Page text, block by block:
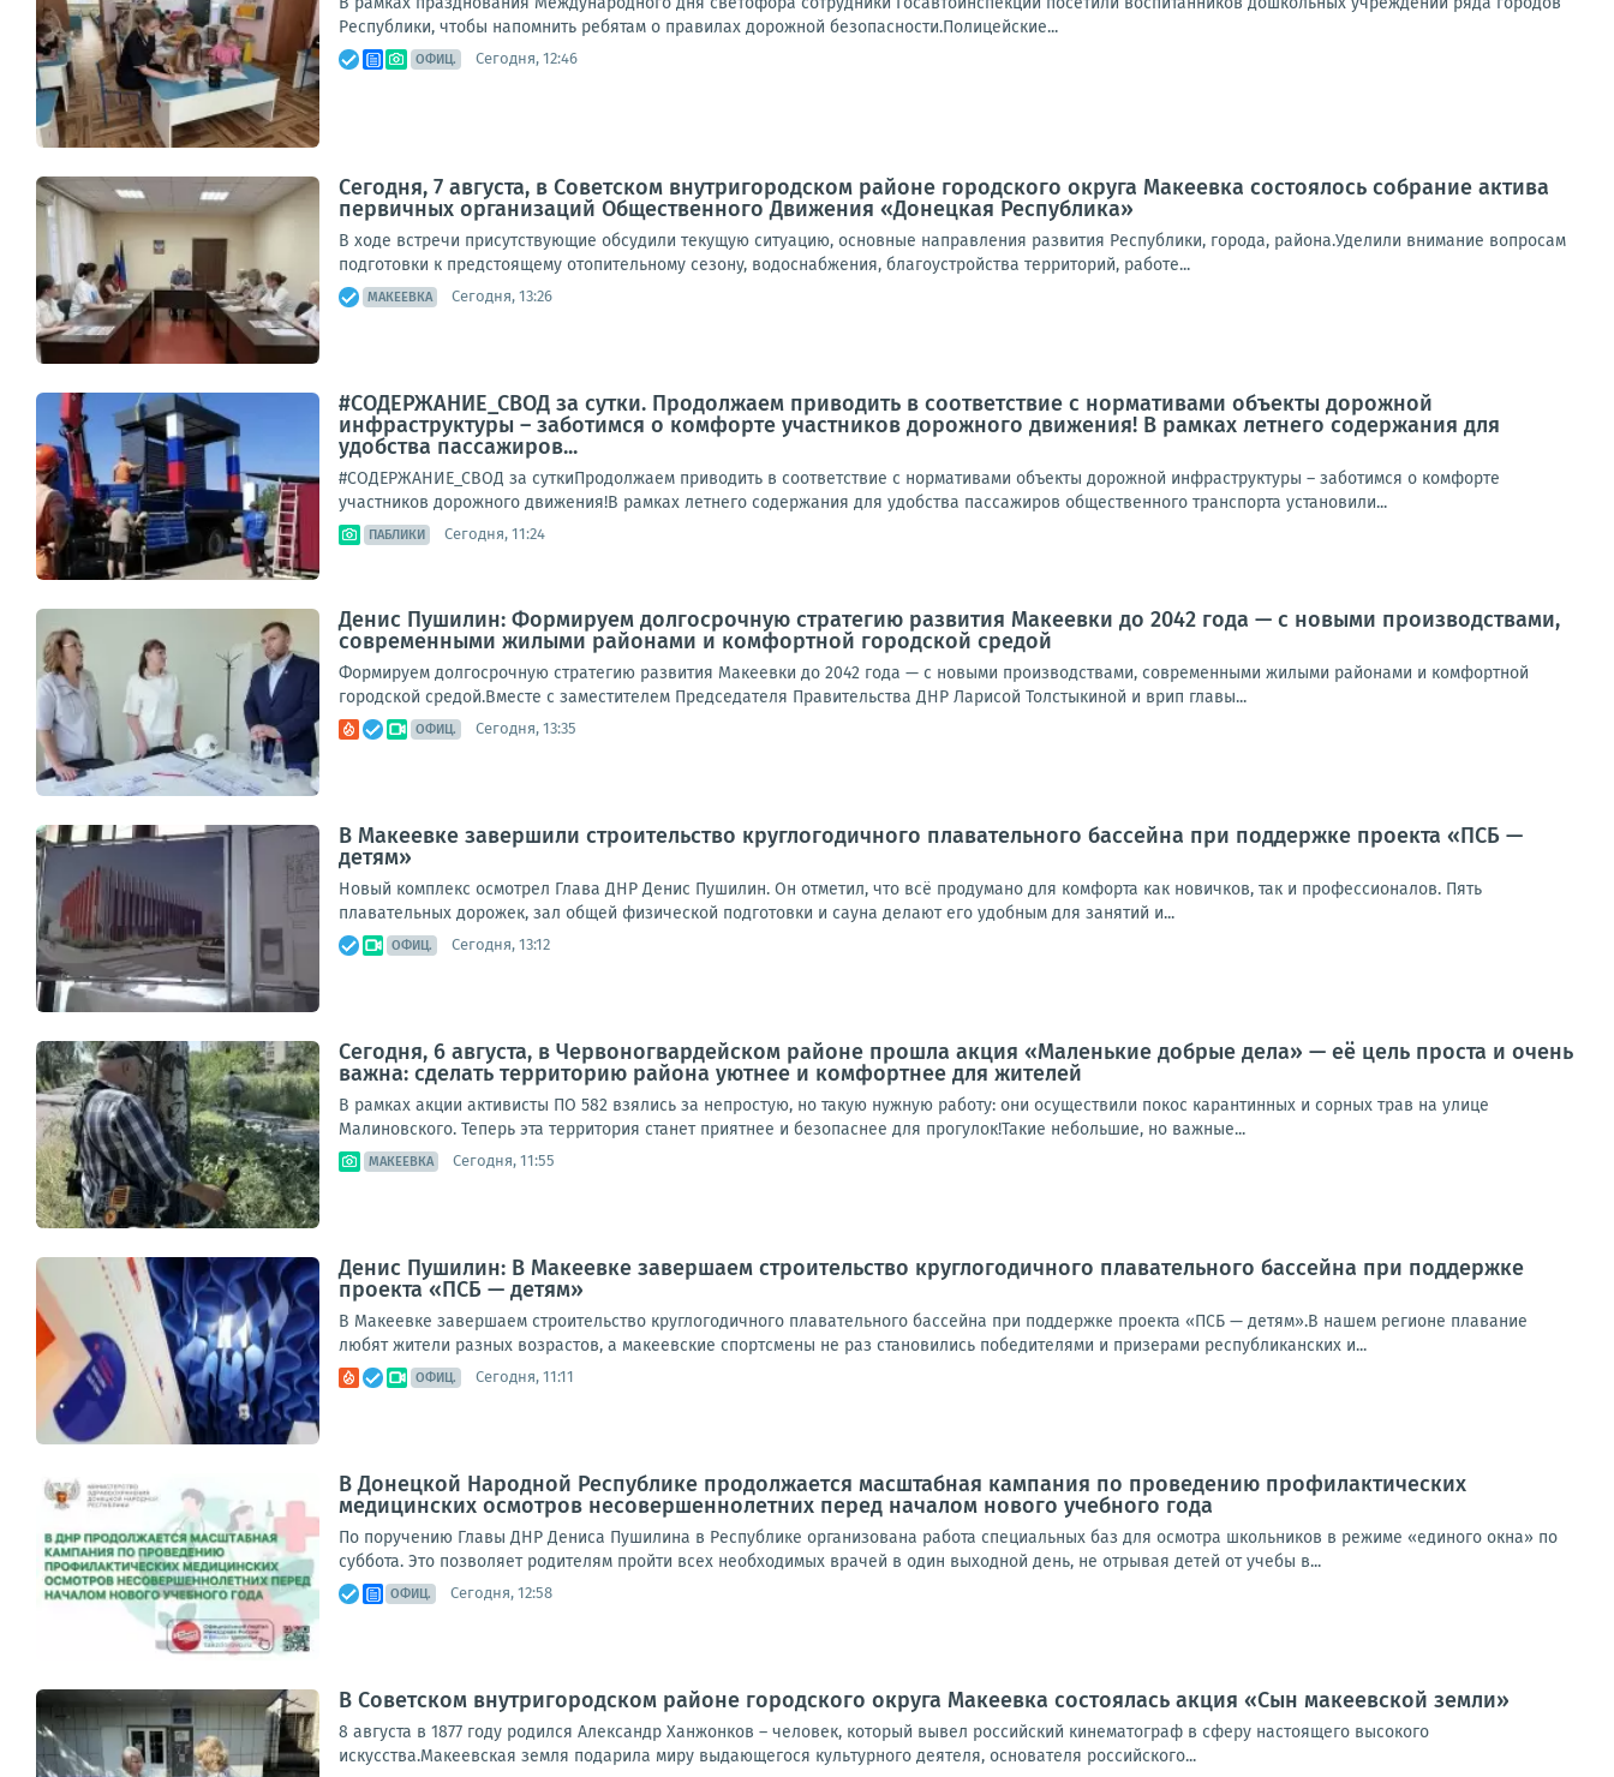
Республики, чтобы напомнить ребятам о правилах дорожной безопасности.Полицейские...
ОФИЦ. Сегодня, 12:46
Сегодня, 7 августа, в Советском внутригородском районе городского округа Макеевка состоялось собрание актива
первичных организаций Общественного Движения «Донецкая Республика»
В ходе встречи присутствующие обсудили текущую ситуацию, основные направления развития Республики, города, района.Уделили внимание вопросам
подготовки к предстоящему отопительному сезону, водоснабжения, благоустройства территорий, работе...
МАКЕЕВКА Сегодня, 13:26
#СОДЕРЖАНИЕ_СВОД за сутки. Продолжаем приводить в соответствие с нормативами объекты дорожной
инфраструктуры – заботимся о комфорте участников дорожного движения! В рамках летнего содержания для
удобства пассажиров...
#СОДЕРЖАНИЕ_СВОД за суткиПродолжаем приводить в соответствие с нормативами объекты дорожной инфраструктуры – заботимся о комфорте
участников дорожного движения!В рамках летнего содержания для удобства пассажиров общественного транспорта установили...
ПАБЛИКИ Сегодня, 11:24
Денис Пушилин: Формируем долгосрочную стратегию развития Макеевки до 2042 года — с новыми производствами,
современными жилыми районами и комфортной городской средой
Формируем долгосрочную стратегию развития Макеевки до 2042 года — с новыми производствами, современными жилыми районами и комфортной
городской средой.Вместе с заместителем Председателя Правительства ДНР Ларисой Толстыкиной и врип главы...
ОФИЦ. Сегодня, 13:35
В Макеевке завершили строительство круглогодичного плавательного бассейна при поддержке проекта «ПСБ —
детям»
Новый комплекс осмотрел Глава ДНР Денис Пушилин. Он отметил, что всё продумано для комфорта как новичков, так и профессионалов. Пять
плавательных дорожек, зал общей физической подготовки и сауна делают его удобным для занятий и...
ОФИЦ. Сегодня, 13:12
Сегодня, 6 августа, в Червоногвардейском районе прошла акция «Маленькие добрые дела» — её цель проста и очень
важна: сделать территорию района уютнее и комфортнее для жителей
В рамках акции активисты ПО 582 взялись за непростую, но такую нужную работу: они осуществили покос карантинных и сорных трав на улице
Малиновского. Теперь эта территория станет приятнее и безопаснее для прогулок!Такие небольшие, но важные...
МАКЕЕВКА Сегодня, 11:55
Денис Пушилин: В Макеевке завершаем строительство круглогодичного плавательного бассейна при поддержке
проекта «ПСБ — детям»
В Макеевке завершаем строительство круглогодичного плавательного бассейна при поддержке проекта «ПСБ — детям».В нашем регионе плавание
любят жители разных возрастов, а макеевские спортсмены не раз становились победителями и призерами республиканских и...
ОФИЦ. Сегодня, 11:11
В Донецкой Народной Республике продолжается масштабная кампания по проведению профилактических
медицинских осмотров несовершеннолетних перед началом нового учебного года
По поручению Главы ДНР Дениса Пушилина в Республике организована работа специальных баз для осмотра школьников в режиме «единого окна» по
суббота. Это позволяет родителям пройти всех необходимых врачей в один выходной день, не отрывая детей от учебы в...
ОФИЦ. Сегодня, 12:58
В Советском внутригородском районе городского округа Макеевка состоялась акция «Сын макеевской земли»
8 августа в 1877 году родился Александр Ханжонков – человек, который вывел российский кинематограф в сферу настоящего высокого
искусства.Макеевская земля подарила миру выдающегося культурного деятеля, основателя российского...